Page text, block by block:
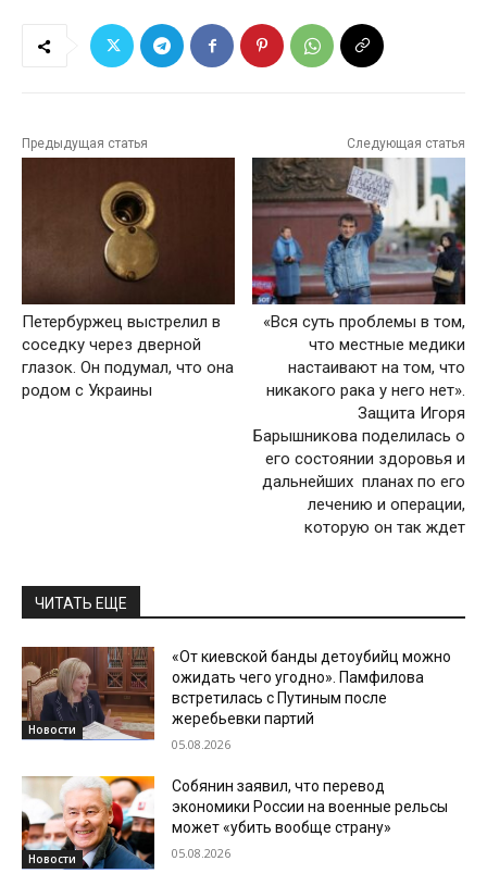
Предыдущая статья
Петербуржец выстрелил в
соседку через дверной
глазок. Он подумал, что она
родом с Украины
Следующая статья
«Вся суть проблемы в том,
что местные медики
настаивают на том, что
никакого рака у него нет».
Защита Игоря
Барышникова поделилась о
его состоянии здоровья и
дальнейших планах по его
лечению и операции,
которую он так ждет
ЧИТАТЬ ЕЩЕ
Новости
«От киевской банды детоубийц можно
ожидать чего угодно». Памфилова
встретилась с Путиным после
жеребьевки партий
05.08.2026
Новости
Собянин заявил, что перевод
экономики России на военные рельсы
может «убить вообще страну»
05.08.2026